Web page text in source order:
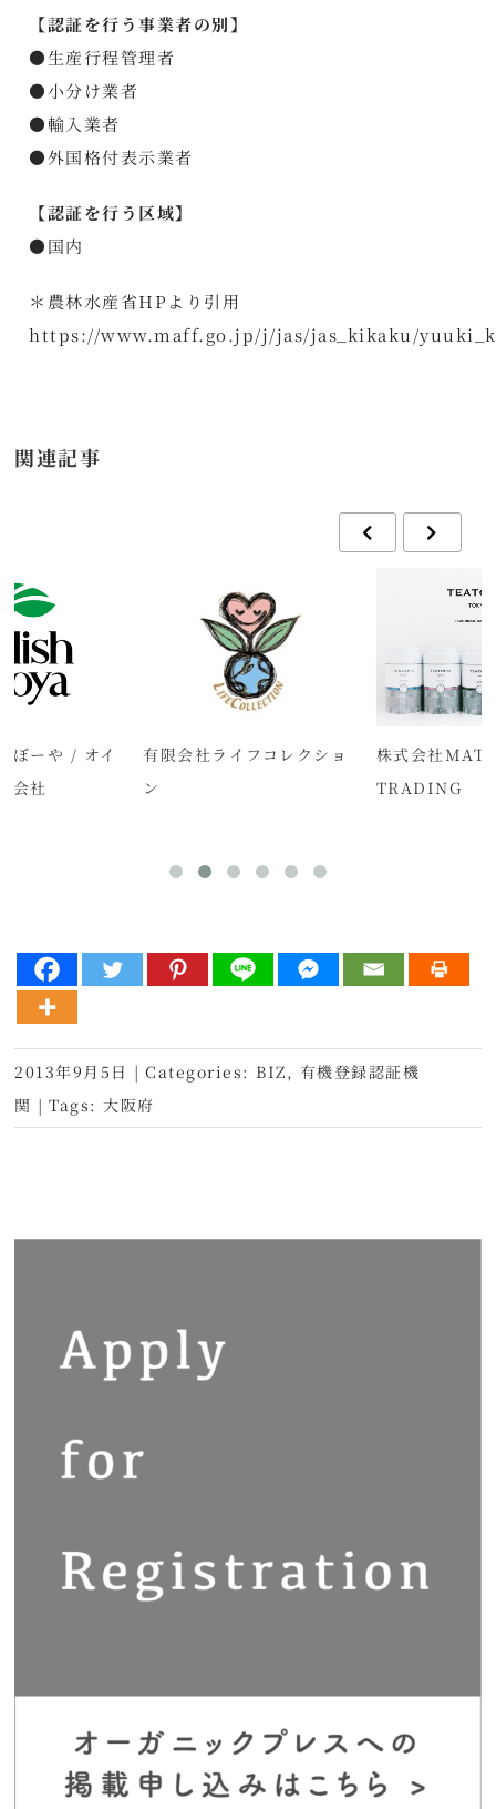
【認証を行う事業者の別】
●生産行程管理者
●小分け業者
●輸入業者
●外国格付表示業者
【認証を行う区域】
●国内
＊農林水産省HPより引用
https://www.maff.go.jp/j/jas/jas_kikaku/
関連記事
ぼーや / オイ
会社
有限会社ライフコレクショ
ン
株式会社
TRADING
2013年9月5日 | Categories: BIZ , 有機登録認証機
関 | Tags: 大阪府